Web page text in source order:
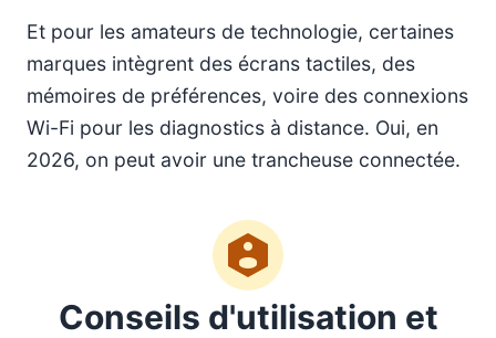
Et pour les amateurs de technologie, certaines
marques intègrent des écrans tactiles, des
mémoires de préférences, voire des connexions
Wi-Fi pour les diagnostics à distance. Oui, en
2026, on peut avoir une trancheuse connectée.
Conseils d'utilisation et